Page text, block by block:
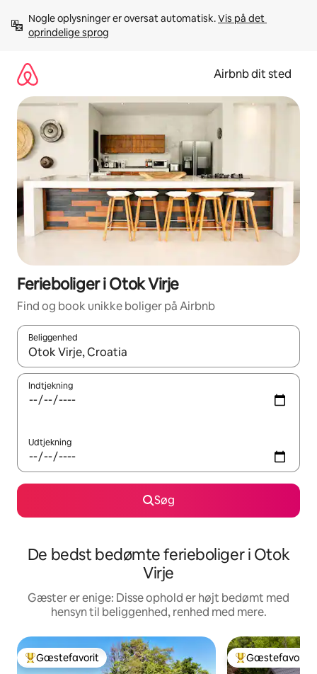
videre
Nogle oplysninger er oversat automatisk. Vis på det
oprindelige sprog
Airbnb dit sted
Ferieboliger i Otok Virje
Find og book unikke boliger på Airbnb
Beliggenhed
Når resultaterne er tilgængelige, skal du navigere med
Indtjekning
Udtjekning
Søg
De bedst bedømte ferieboliger i Otok
Virje
Gæster er enige: Disse ophold er højt bedømt med
hensyn til beliggenhed, renhed med mere.
Bedste gæstefavorit
Gæstefavorit Bedste
Gæstefavorit